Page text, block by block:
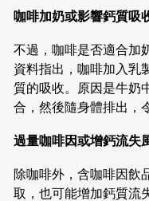
咖啡加奶或影響鈣質吸
不過，咖啡是否適合加
資料指出，咖啡加入乳
質的吸收。原因是牛奶
合，然後隨身體排出，
過量咖啡因或增鈣流失
除咖啡外，含咖啡因飲
取，也可能增加鈣質流